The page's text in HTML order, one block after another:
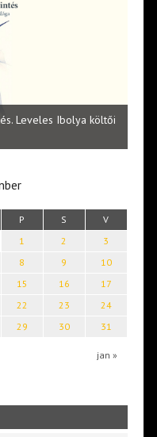
Leveles Ibolya költői
P S V
jan »
1 2
3
8 9
10
15 16
17
22 23
24
29 30 31